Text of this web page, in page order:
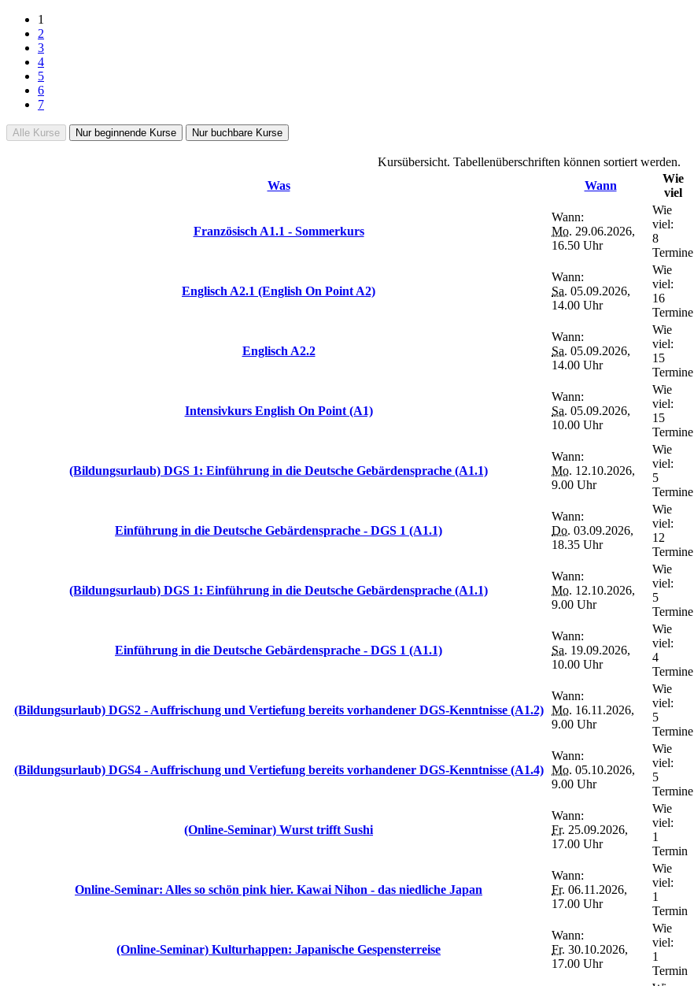
1
2
3
4
5
6
7
Alle Kurse Nur beginnende Kurse Nur buchbare Kurse
Kursübersicht. Tabellenüberschriften können sortiert werden.
Was
Wann
Wie
viel
Französisch A1.1 - Sommerkurs
Wann:
Mo. 29.06.2026,
16.50 Uhr
Wie
viel:
8
Termine
Englisch A2.1 (English On Point A2)
Wann:
Sa. 05.09.2026,
14.00 Uhr
Wie
viel:
16
Termine
Englisch A2.2
Wann:
Sa. 05.09.2026,
14.00 Uhr
Wie
viel:
15
Termine
Intensivkurs English On Point (A1)
Wann:
Sa. 05.09.2026,
10.00 Uhr
Wie
viel:
15
Termine
(Bildungsurlaub) DGS 1: Einführung in die Deutsche Gebärdensprache (A1.1)
Wann:
Mo. 12.10.2026,
9.00 Uhr
Wie
viel:
5
Termine
Einführung in die Deutsche Gebärdensprache - DGS 1 (A1.1)
Wann:
Do. 03.09.2026,
18.35 Uhr
Wie
viel:
12
Termine
(Bildungsurlaub) DGS 1: Einführung in die Deutsche Gebärdensprache (A1.1)
Wann:
Mo. 12.10.2026,
9.00 Uhr
Wie
viel:
5
Termine
Einführung in die Deutsche Gebärdensprache - DGS 1 (A1.1)
Wann:
Sa. 19.09.2026,
10.00 Uhr
Wie
viel:
4
Termine
(Bildungsurlaub) DGS2 - Auffrischung und Vertiefung bereits vorhandener DGS-Kenntnisse (A1.2)
Wann:
Mo. 16.11.2026,
9.00 Uhr
Wie
viel:
5
Termine
(Bildungsurlaub) DGS4 - Auffrischung und Vertiefung bereits vorhandener DGS-Kenntnisse (A1.4)
Wann:
Mo. 05.10.2026,
9.00 Uhr
Wie
viel:
5
Termine
(Online-Seminar) Wurst trifft Sushi
Wann:
Fr. 25.09.2026,
17.00 Uhr
Wie
viel:
1
Termin
Online-Seminar: Alles so schön pink hier. Kawai Nihon - das niedliche Japan
Wann:
Fr. 06.11.2026,
17.00 Uhr
Wie
viel:
1
Termin
(Online-Seminar) Kulturhappen: Japanische Gespensterreise
Wann:
Fr. 30.10.2026,
17.00 Uhr
Wie
viel:
1
Termin